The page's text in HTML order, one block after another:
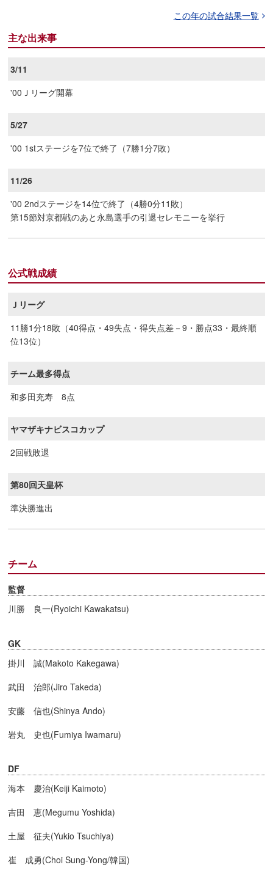
この年の試合結果一覧
主な出来事
3/11
'00Ｊリーグ開幕
5/27
'00 1stステージを7位で終了（7勝1分7敗）
11/26
'00 2ndステージを14位で終了（4勝0分11敗）
第15節対京都戦のあと永島選手の引退セレモニーを挙行
公式戦成績
Ｊリーグ
11勝1分18敗（40得点・49失点・得失点差－9・勝点33・最終順
位13位）
チーム最多得点
和多田充寿 8点
ヤマザキナビスコカップ
2回戦敗退
第80回天皇杯
準決勝進出
チーム
監督
川勝 良一(Ryoichi Kawakatsu)
GK
掛川 誠(Makoto Kakegawa)
武田 治郎(Jiro Takeda)
安藤 信也(Shinya Ando)
岩丸 史也(Fumiya Iwamaru)
DF
海本 慶治(Keiji Kaimoto)
吉田 恵(Megumu Yoshida)
土屋 征夫(Yukio Tsuchiya)
崔 成勇(Choi Sung-Yong/韓国)